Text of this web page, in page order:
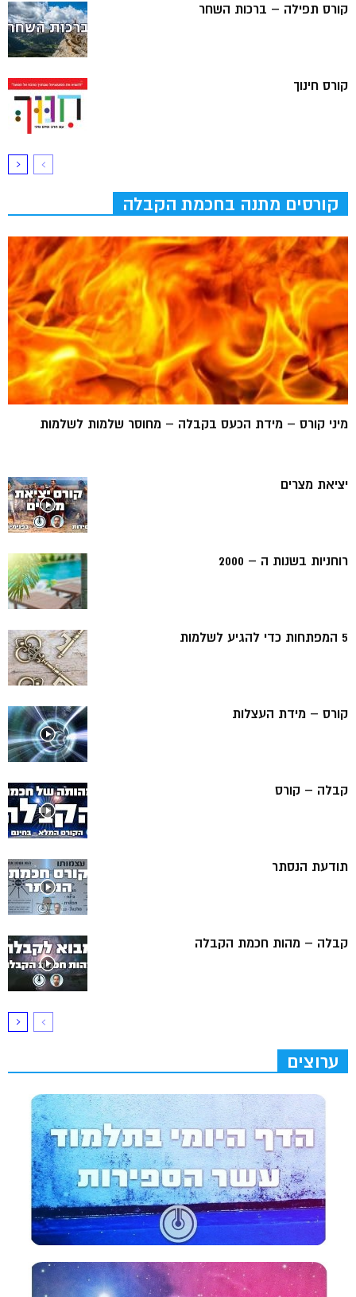
קורס תפילה – ברכות השחר
קורס חינוך
קורסים מתנה בחכמת הקבלה
מיני קורס – מידת הכעס בקבלה – מחוסר שלמות לשלמות
יציאת מצרים
רוחניות בשנות ה – 2000
5 המפתחות כדי להגיע לשלמות
קורס – מידת העצלות
קבלה – קורס
תודעת הנסתר
קבלה – מהות חכמת הקבלה
ערוצים